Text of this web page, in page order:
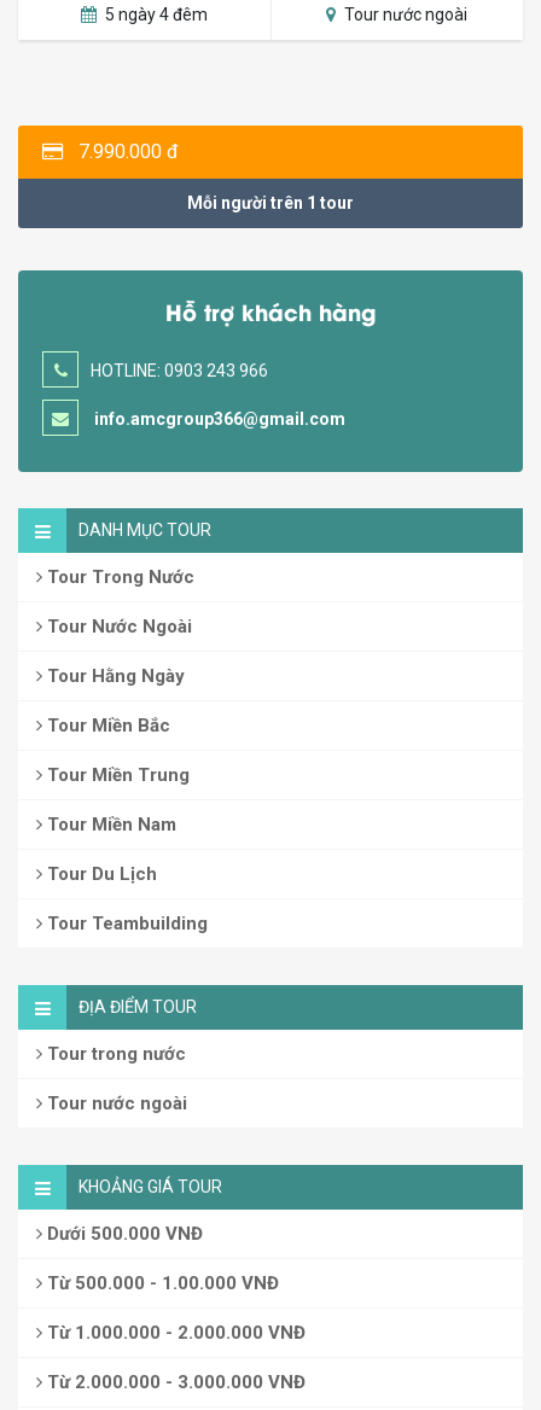
5 ngày 4 đêm Tour nước ngoài
7.990.000 đ
Mỗi người trên 1 tour
Hỗ trợ khách hàng
HOTLINE: 0903 243 966
info.amcgroup366@gmail.com
DANH MỤC TOUR
Tour Trong Nước
Tour Nước Ngoài
Tour Hằng Ngày
Tour Miền Bắc
Tour Miền Trung
Tour Miền Nam
Tour Du Lịch
Tour Teambuilding
ĐỊA ĐIỂM TOUR
Tour trong nước
Tour nước ngoài
KHOẢNG GIÁ TOUR
Dưới 500.000 VNĐ
Từ 500.000 - 1.00.000 VNĐ
Từ 1.000.000 - 2.000.000 VNĐ
Từ 2.000.000 - 3.000.000 VNĐ